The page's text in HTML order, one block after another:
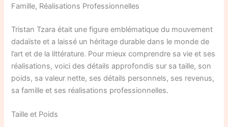
Famille, Réalisations Professionnelles
Tristan Tzara était une figure emblématique du mouvement
dadaïste et a laissé un héritage durable dans le monde de
l’art et de la littérature. Pour mieux comprendre sa vie et ses
réalisations, voici des détails approfondis sur sa taille, son
poids, sa valeur nette, ses détails personnels, ses revenus,
sa famille et ses réalisations professionnelles.
Taille et Poids